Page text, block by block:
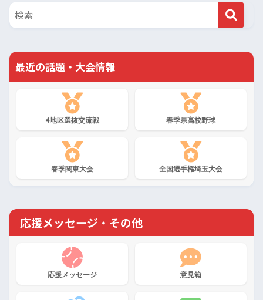
最近の話題・大会情報
4地区選抜交流戦 春季県高校野球
春季関東大会 全国選手権埼玉大会
応援メッセージ・その他
応援メッセージ 意見箱